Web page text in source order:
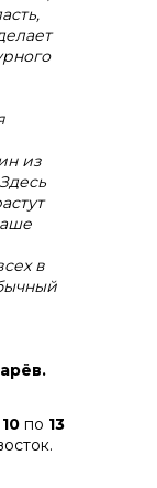
из
в
10 по 13